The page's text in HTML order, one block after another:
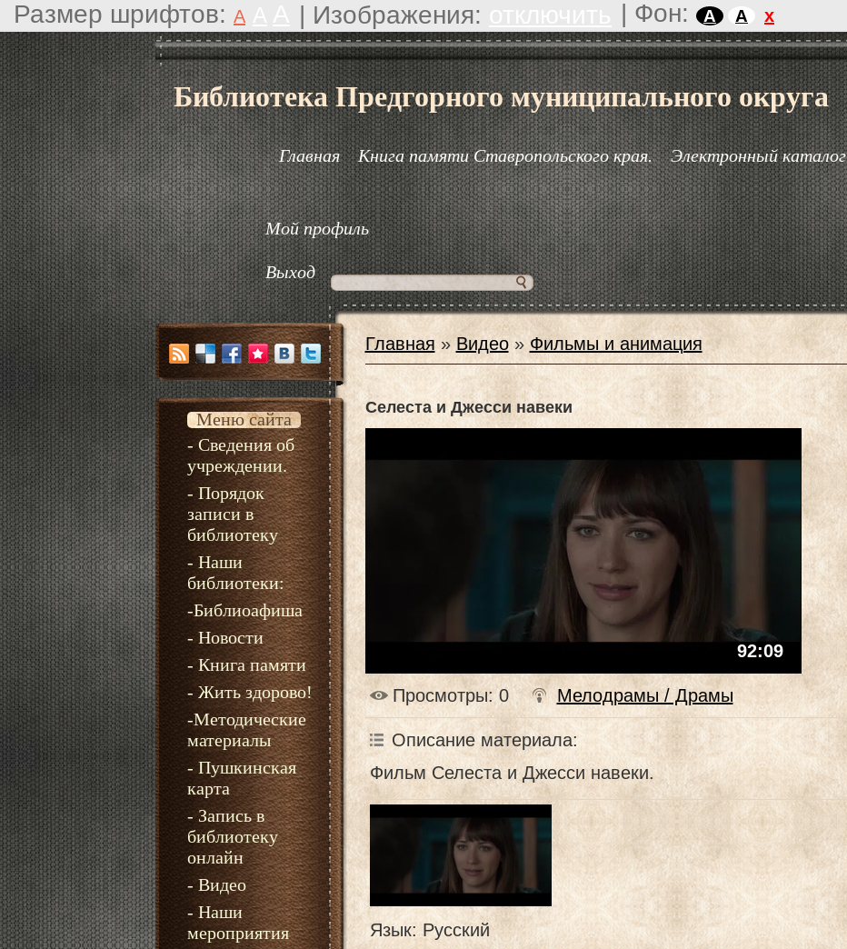
Размер шрифтов: A | Изображения: | Фон: A A x
Библиотека Предгорного муниципального округа
Главная Книга памяти Ставропольского края. Электронный каталог
Мой профиль
Выход
Меню сайта
- Сведения об
учреждении.
- Порядок
записи в
библиотеку
- Наши
библиотеки:
-Библиоафиша
- Новости
- Книга памяти
- Жить здорово!
-Методические
материалы
- Пушкинская
карта
- Запись в
библиотеку
онлайн
- Видео
- Наши
мероприятия
Главная »Видео» Фильмы и анимация
Селеста и Джесси навеки
92:09
Просмотры: 0 Мелодрамы / Драмы
Описание материала:
Фильм Селеста и Джесси навеки.
Язык: Русский